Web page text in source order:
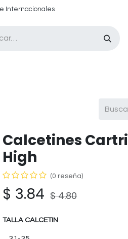
e ​​​Internacionales​
Calcetines
High
(0 reseña)
$ 3.84 $4.80
TALLA CALCETIN